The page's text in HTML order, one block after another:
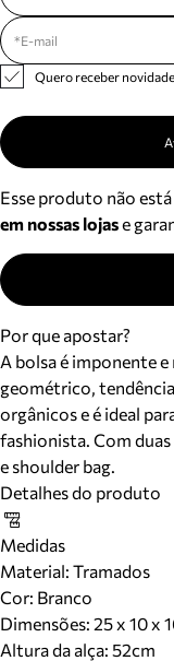
Quero receber
Esse produto não
em nossas lojase
Por que apostar?
A bolsa é imponente
geométrico,
orgânicos e é ideal
fashionista. Com
e shoulder bag.
Detalhes do produto
Medidas
Material: Tramados
Cor: Branco
Dimensões: 25 x 10 x
Altura da alça: 52cm